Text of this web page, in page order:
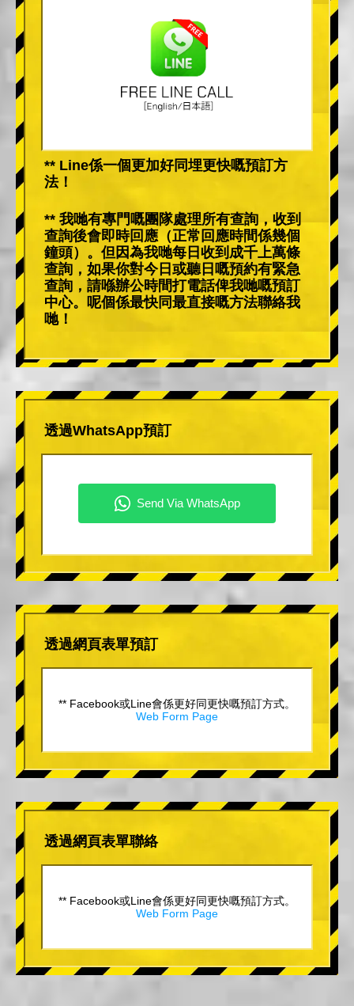
** Line係一個更加好同埋更快嘅預訂方
法！
** 我哋有專門嘅團隊處理所有查詢，收到
查詢後會即時回應（正常回應時間係幾個
鐘頭）。但因為我哋每日收到成千上萬條
查詢，如果你對今日或聽日嘅預約有緊急
查詢，請喺辦公時間打電話俾我哋嘅預訂
中心。呢個係最快同最直接嘅方法聯絡我
哋！
透過WhatsApp預訂
透過網頁表單預訂
** Facebook或Line會係更好同更快嘅預訂方式。
Web Form Page
透過網頁表單聯絡
** Facebook或Line會係更好同更快嘅預訂方式。
Web Form Page